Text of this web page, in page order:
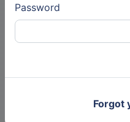
Password
Forgot
nog plaatsen voor
Vanaf
een kunstwerkattest